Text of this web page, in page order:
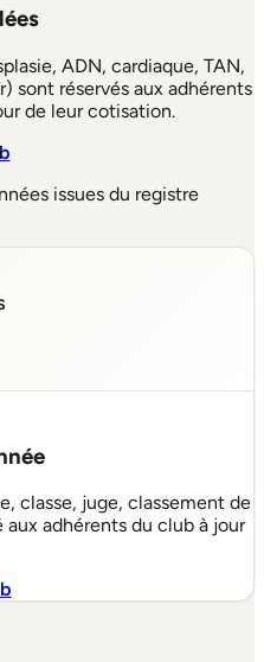
ADN, cardiaque, TAN,
sont réservés aux adhérents
de leur cotisation.
issues du registre
classe, juge, classement de
adhérents du club à jour